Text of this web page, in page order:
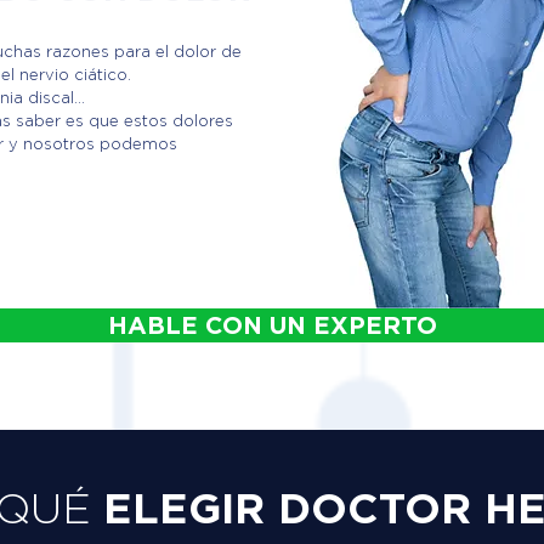
razones para el dolor de
nervio ciático.
discal...
saber es que estos dolores
y nosotros podemos
HABLE CON UN EXPERTO
ELEGIR DOCTOR